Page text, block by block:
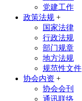
党建工作
政策法规 +
国家法律
行政法规
部门规章
地方法规
规范性文件
协会内资 +
协会会刊
通讯联络